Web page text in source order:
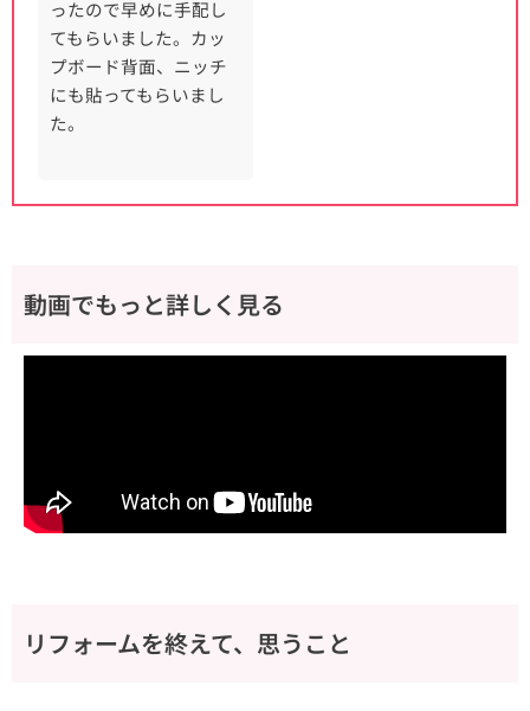
ったので早めに手配し
てもらいました。カッ
プボード背面、ニッチ
にも貼ってもらいまし
た。
動画でもっと詳しく見る
リフォームを終えて、思うこと